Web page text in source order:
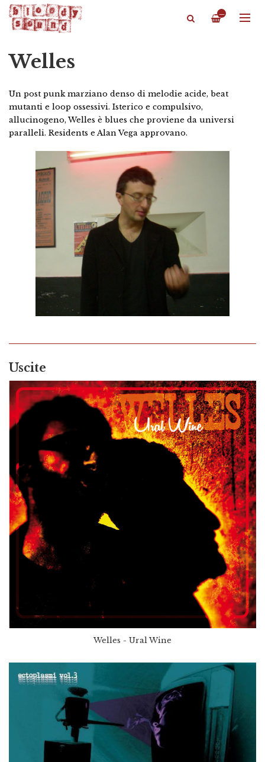
—
Welles
Un post punk marziano denso di melodie acide, beat
mutanti e loop ossessivi. Isterico e compulsivo,
allucinogeno, Welles è blues che proviene da universi
paralleli. Residents e Alan Vega approvano.
Uscite
Welles - Ural Wine